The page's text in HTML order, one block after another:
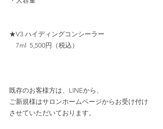
★V3 ハイディングコンシーラー
7ml  5,500円（税込）
既存のお客様方は、LINEから、
ご新規様はサロンホームページからお受け付け
させていただいております。